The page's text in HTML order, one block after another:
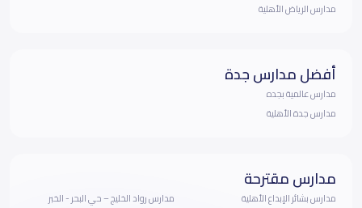
مدارس الرياض الأهلية
أفضل مدارس جدة
مدارس عالمية بجده
مدارس جدة الأهلية
مدارس مقترحة
مدارس بشائر الإبداع الأهلية
مدارس رواد الخليج – حي البحر - الخبر